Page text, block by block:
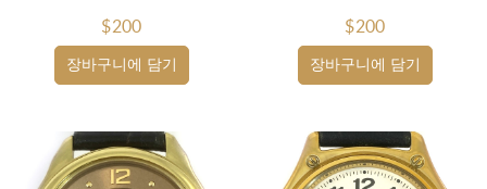
장바구니에 담기
$200
장바구니에 담기
$200